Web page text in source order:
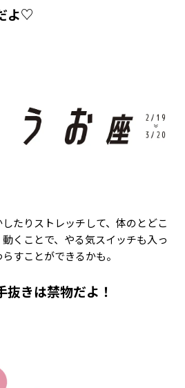
ニュース
member
・ログイン
よ♡
たりストレッチして、体のとどこ
くことで、やる気スイッチも入っ
すことができるかも。
きは禁物だよ！